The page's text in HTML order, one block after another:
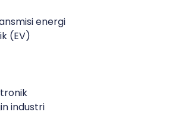
energi
(EV)
industri